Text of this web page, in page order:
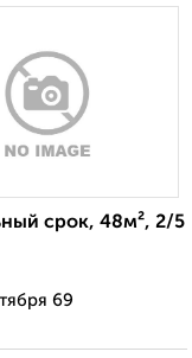
срок, 48м², 2/5
69